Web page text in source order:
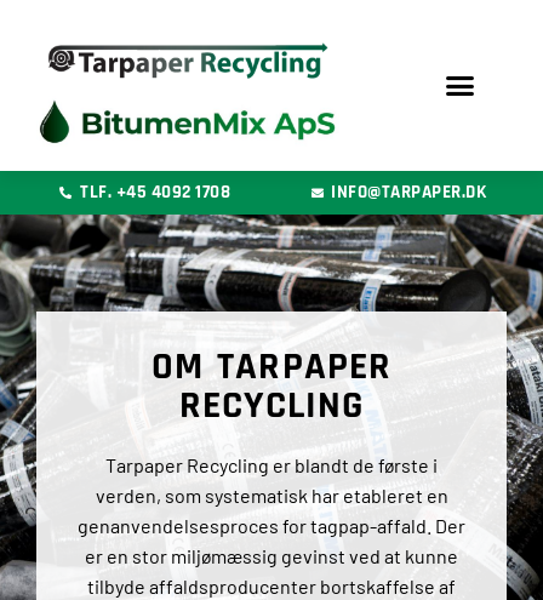
indholdet
TLF. +45 4092 1708 INFO@TARPAPER.DK
OM TARPAPER
RECYCLING
Tarpaper Recycling er blandt de første i
verden, som systematisk har etableret en
genanvendelsesproces for tagpap-affald. Der
er en stor miljømæssig gevinst ved at kunne
tilbyde affaldsproducenter bortskaffelse af